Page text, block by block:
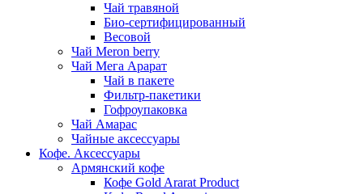
Чай травяной
Био-сертифицированный
Весовой
Чай Meron berry
Чай Мега Арарат
Чай в пакете
Фильтр-пакетики
Гофроупаковка
Чай Амарас
Чайные аксессуары
Кофе. Аксессуары
Армянский кофе
Кофе Gold Ararat Product